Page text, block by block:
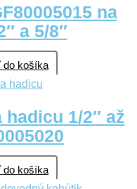
na
a 5/8″
do košíka
1/2″ až
do košíka